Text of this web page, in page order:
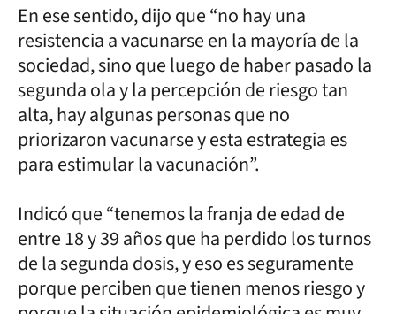
En ese sentido, dijo que “no hay una
resistencia a vacunarse en la mayoría de la
sociedad, sino que luego de haber pasado la
segunda ola y la percepción de riesgo tan
alta, hay algunas personas que no
priorizaron vacunarse y esta estrategia es
para estimular la vacunación”.
Indicó que “tenemos la franja de edad de
entre 18 y 39 años que ha perdido los turnos
de la segunda dosis, y eso es seguramente
porque perciben que tienen menos riesgo y